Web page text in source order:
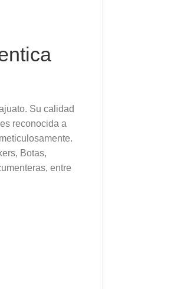
Su calidad
reconocida a
Botas,
entre